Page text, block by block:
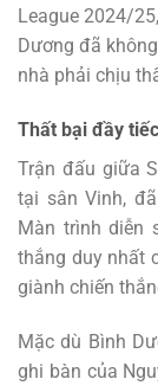
League 2024/
Dương đã
nhà phải chịu
Thất bại đầy
Trận đấu giữa
tại sân Vinh,
Màn trình diễn
thắng duy nhất
giành chiến
Mặc dù Bình
ghi bàn của